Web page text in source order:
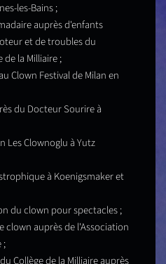
les-Bains ;
auprès d'enfants
et de troubles du
la Milliaire ;
Clown Festival de Milan en
du Docteur Sourire à
Les Clownoglu à Yutz
à Koenigsmaker et
du clown pour spectacles ;
clown auprès de l'Association
;
Collège de la Milliaire auprès